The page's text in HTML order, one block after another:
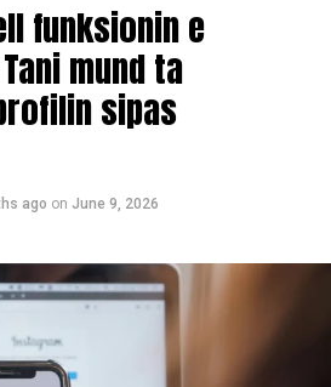
funksionin e
mund ta
sipas
ago on June 9, 2026